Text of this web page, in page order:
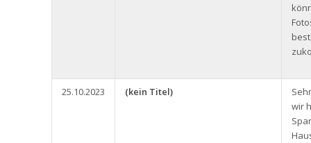
25.10.2023 (kein Titel)
wir